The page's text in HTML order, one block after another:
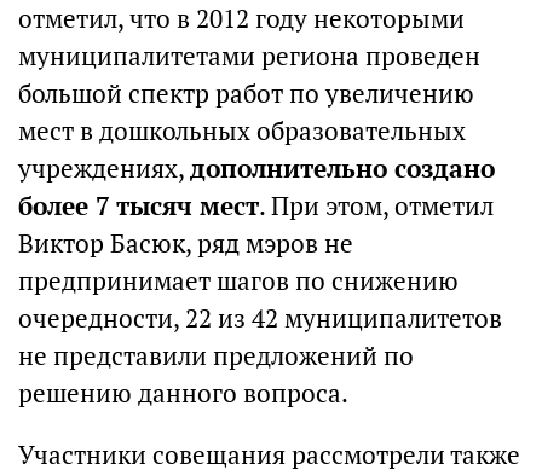
отметил, что в 2012 году некоторыми
муниципалитетами региона проведен
большой спектр работ по увеличению
мест в дошкольных образовательных
учреждениях,дополнительно создано
более 7 тысяч мест. При этом, отметил
Виктор Басюк, ряд мэров не
предпринимает шагов по снижению
очередности, 22 из 42 муниципалитетов
не представили предложений по
решению данного вопроса.
Участники совещания рассмотрели также